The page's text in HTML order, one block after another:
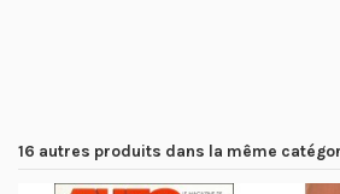
16 autres produits dans la même